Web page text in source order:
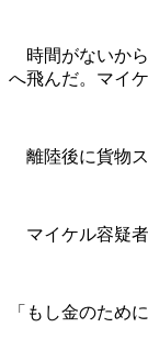
時間がないから
へ飛んだ。マイ
離陸後に貨物ス
マイケル容疑者
「もし金のため